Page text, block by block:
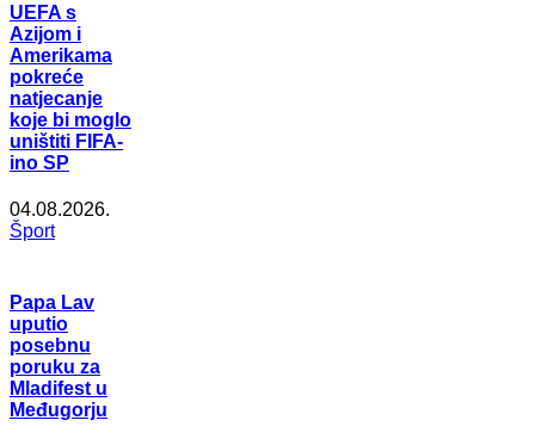
UEFA s
Azijom i
Amerikama
pokreće
natjecanje
koje bi moglo
uništiti FIFA-
ino SP
04.08.2026.
Šport
Papa Lav
uputio
posebnu
poruku za
Mladifest u
Međugorju